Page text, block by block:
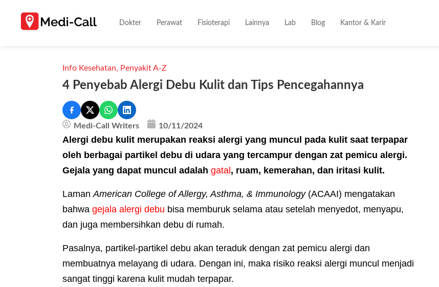
Dokter Perawat Fisioterapi Lainnya Lab Blog Kantor & Karir
Info Kesehatan, Penyakit A-Z
4 Penyebab Alergi Debu Kulit dan Tips Pencegahannya
Medi-Call Writers 10/11/2024
Alergi debu kulit merupakan reaksi alergi yang muncul pada kulit saat terpapar
oleh berbagai partikel debu di udara yang tercampur dengan zat pemicu alergi.
Gejala yang dapat muncul adalah gatal , ruam, kemerahan, dan iritasi kulit.
LamanAmerican College of Allergy, Asthma, & Immunology(ACAAI) mengatakan
bahwa gejala alergi debu bisa memburuk selama atau setelah menyedot, menyapu,
dan juga membersihkan debu di rumah.
Pasalnya, partikel-partikel debu akan teraduk dengan zat pemicu alergi dan
membuatnya melayang di udara. Dengan ini, maka risiko reaksi alergi muncul menjadi
sangat tinggi karena kulit mudah terpapar.